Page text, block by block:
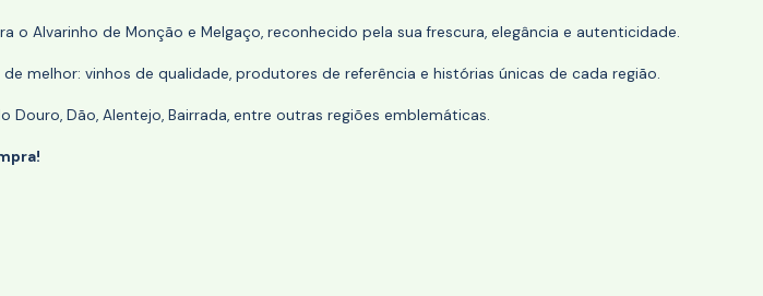
Alvarinho de Monção e Melgaço, reconhecido pela sua frescura, elegância e autenticidade.
melhor: vinhos de qualidade, produtores de referência e histórias únicas de cada região.
Dão, Alentejo, Bairrada, entre outras regiões emblemáticas.